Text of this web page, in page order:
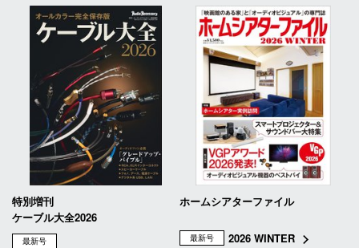
特別増刊
ケーブル大全2026
最新号
ホームシアターファイル
最新号
2026 WINTER